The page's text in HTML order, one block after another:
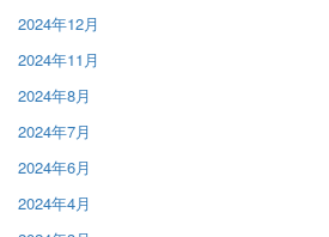
2024年12月
2024年11月
2024年8月
2024年7月
2024年6月
2024年4月